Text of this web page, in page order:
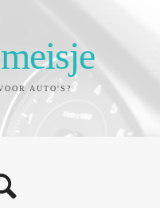
AUTO'S?